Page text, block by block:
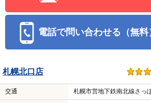
電話で問い合わせる（無料
札幌北口店
交通 札幌市営地下鉄南北線さ